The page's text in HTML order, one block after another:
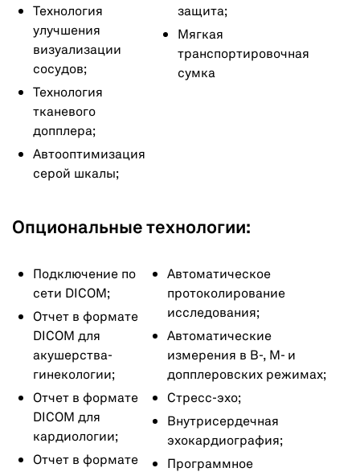
Технология
улучшения
визуализации
сосудов;
Технология
тканевого
допплера;
Автооптимизация
серой шкалы;
защита;
Мягкая
транспортировочная
сумка
Опциональные технологии:
Подключение по
сети DICOM;
Отчет в формате
DICOM для
акушерства-
гинекологии;
Отчет в формате
DICOM для
кардиологии;
Отчет в формате
Автоматическое
протоколирование
исследования;
Автоматические
измерения в B-, M- и
допплеровских режимах;
Стресс-эхо;
Внутрисердечная
эхокардиография;
Программное